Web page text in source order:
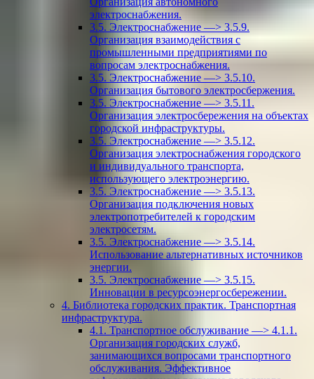
электроснабжения.
3.5. Электроснабжение —> 3.5.9.
Организация взаимодействия с
промышленными предприятиями по
вопросам электроснабжения.
3.5. Электроснабжение —> 3.5.10.
Организация бытового электросбержения.
3.5. Электроснабжение —> 3.5.11.
Организация электросбережения на объектах
городской инфраструктуры.
3.5. Электроснабжение —> 3.5.12.
Организация электроснабжения городского
и индивидуального транспорта,
использующего электроэнергию.
3.5. Электроснабжение —> 3.5.13.
Организация подключения новых
электропотребителей к городским
электросетям.
3.5. Электроснабжение —> 3.5.14.
Использование альтернативных источников
энергии.
3.5. Электроснабжение —> 3.5.15.
Инновации в ресурсоэнергосбережении.
4. Библиотека городских практик. Транспортная
инфраструктура.
4.1. Транспортное обслуживание —> 4.1.1.
Организация городских служб,
занимающихся вопросами транспортного
обслуживания. Эффективное